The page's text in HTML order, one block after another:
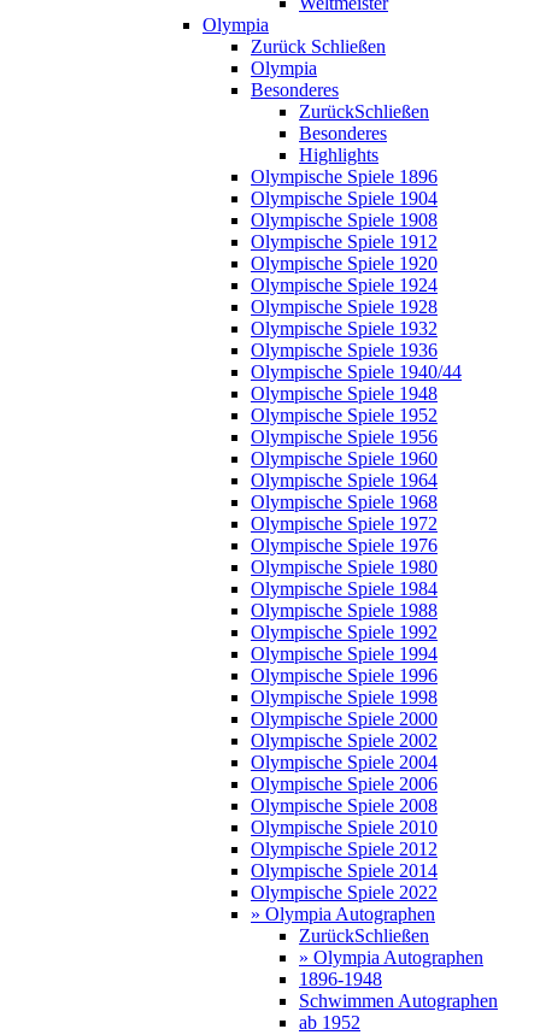
Olympia
Zurück Schließen
Olympia
Besonderes
ZurückSchließen
Besonderes
Highlights
Olympische Spiele 1896
Olympische Spiele 1904
Olympische Spiele 1908
Olympische Spiele 1912
Olympische Spiele 1920
Olympische Spiele 1924
Olympische Spiele 1928
Olympische Spiele 1932
Olympische Spiele 1936
Olympische Spiele 1940/44
Olympische Spiele 1948
Olympische Spiele 1952
Olympische Spiele 1956
Olympische Spiele 1960
Olympische Spiele 1964
Olympische Spiele 1968
Olympische Spiele 1972
Olympische Spiele 1976
Olympische Spiele 1980
Olympische Spiele 1984
Olympische Spiele 1988
Olympische Spiele 1992
Olympische Spiele 1994
Olympische Spiele 1996
Olympische Spiele 1998
Olympische Spiele 2000
Olympische Spiele 2002
Olympische Spiele 2004
Olympische Spiele 2006
Olympische Spiele 2008
Olympische Spiele 2010
Olympische Spiele 2012
Olympische Spiele 2014
Olympische Spiele 2022
» Olympia Autographen
ZurückSchließen
» Olympia Autographen
1896-1948
Schwimmen Autographen
ab 1952